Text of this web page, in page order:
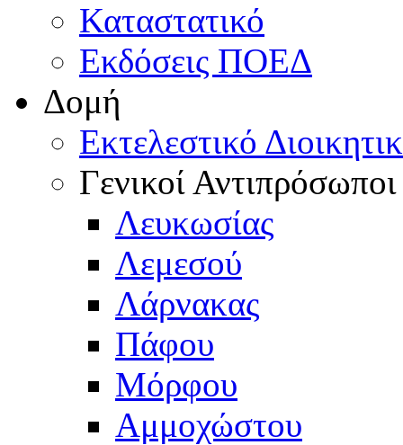
Καταστατικό
Εκδόσεις ΠΟΕΔ
Δομή
Εκτελεστικό
Γενικοί Αντιπρόσωποι
Λευκωσίας
Λεμεσού
Λάρνακας
Πάφου
Μόρφου
Αμμοχώστου